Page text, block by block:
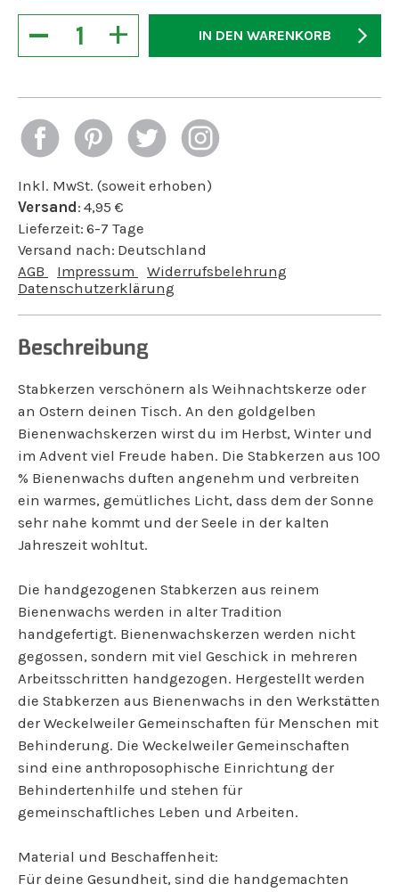
+
− IN DEN WARENKORB
Inkl. MwSt. (soweit erhoben)
Versand: 4,95 €
Lieferzeit: 6-7 Tage
Versand nach: Deutschland
AGB
Impressum
Widerrufsbelehrung
Datenschutzerklärung
Beschreibung
Stabkerzen verschönern als Weihnachtskerze oder
an Ostern deinen Tisch. An den goldgelben
Bienenwachskerzen wirst du im Herbst, Winter und
im Advent viel Freude haben. Die Stabkerzen aus 100
% Bienenwachs duften angenehm und verbreiten
ein warmes, gemütliches Licht, dass dem der Sonne
sehr nahe kommt und der Seele in der kalten
Jahreszeit wohltut.
Die handgezogenen Stabkerzen aus reinem
Bienenwachs werden in alter Tradition
handgefertigt. Bienenwachskerzen werden nicht
gegossen, sondern mit viel Geschick in mehreren
Arbeitsschritten handgezogen. Hergestellt werden
die Stabkerzen aus Bienenwachs in den Werkstätten
der Weckelweiler Gemeinschaften für Menschen mit
Behinderung. Die Weckelweiler Gemeinschaften
sind eine anthroposophische Einrichtung der
Behindertenhilfe und stehen für
gemeinschaftliches Leben und Arbeiten.
Material und Beschaffenheit:
Für deine Gesundheit, sind die handgemachten